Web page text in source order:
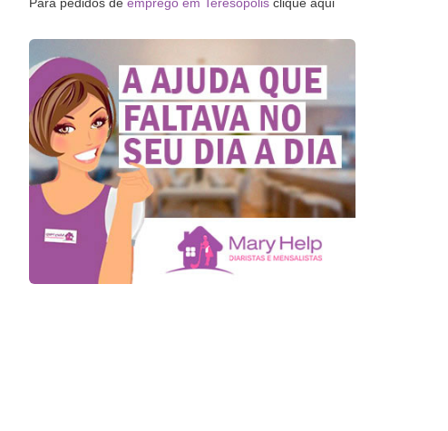
Para pedidos de emprego em Teresopolis clique aqui